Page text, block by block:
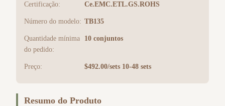
Certificação: Ce.EMC.ETL.GS.ROHS
Número do modelo: TB135
Quantidade mínima
do pedido:
10 conjuntos
Preço: $492.00/sets 10-48 sets
Resumo do Produto